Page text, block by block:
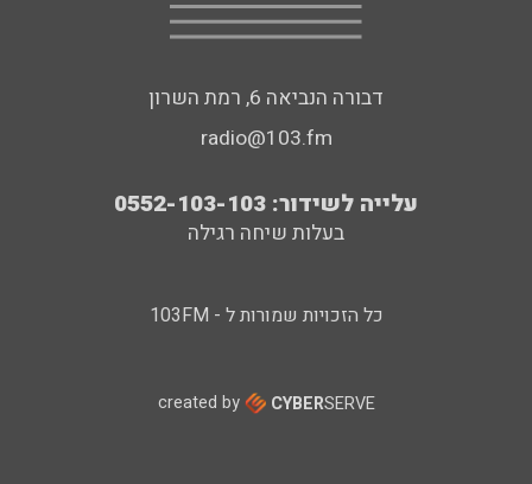
דבורה הנביאה 6, רמת השרון
radio@103.fm
עלייה לשידור: 0552-103-103
בעלות שיחה רגילה
כל הזכויות שמורות ל - 103FM
created by CYBERSERVE